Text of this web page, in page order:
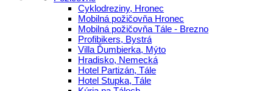
Cyklodreziny, Hronec
Mobilná požičovňa Hronec
Mobilná požičovňa Tále - Brezno
Profibikers, Bystrá
Villa Ďumbierka, Mýto
Hradisko, Nemecká
Hotel Partizán, Tále
Hotel Stupka, Tále